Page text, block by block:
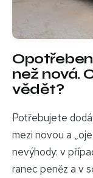
než nová.
vědět?
Potřebujete
mezi novou a
nevýhody: v
ranec peněz a v